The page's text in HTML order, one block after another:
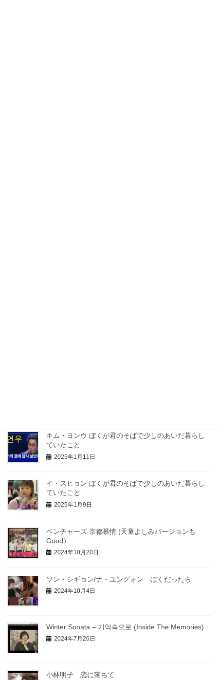
キム・ヨンウ ぼくが君のそばで少しのあいだ暮らし
ていたこと
2025年1月11日
イ・スヒョン ぼくが君のそばで少しのあいだ暮らし
ていたこと
2025年1月9日
ベンチャーズ 京都慕情 (天童よしみバージョンも
Good）
2024年10月20日
ソン・シギョン/ナ・ユングォン ぼくだったら
2024年10月4日
Winter Sonata – 기억속으로 (Inside The Memories)
2024年7月26日
小林明子 恋に落ちて